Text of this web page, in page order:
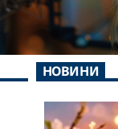
НОВИНИ